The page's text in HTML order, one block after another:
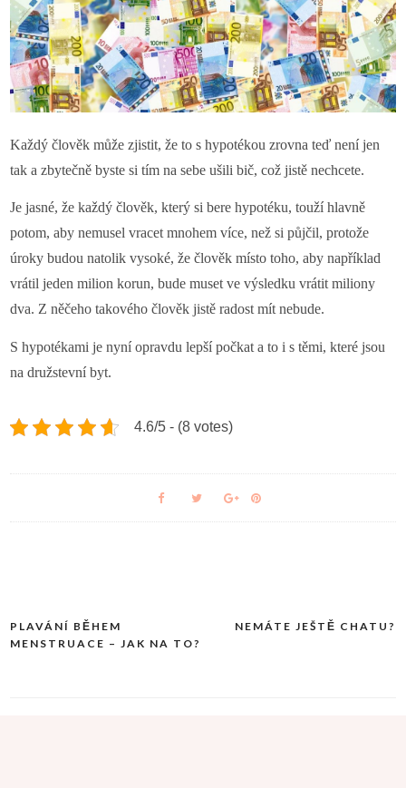
Každý člověk může zjistit, že to s hypotékou zrovna teď není jen
tak a zbytečně byste si tím na sebe ušili bič, což jistě nechcete.
Je jasné, že každý člověk, který si bere hypotéku, touží hlavně
potom, aby nemusel vracet mnohem více, než si půjčil, protože
úroky budou natolik vysoké, že člověk místo toho, aby například
vrátil jeden milion korun, bude muset ve výsledku vrátit miliony
dva. Z něčeho takového člověk jistě radost mít nebude.
S hypotékami je nyní opravdu lepší počkat a to i s těmi, které jsou
na družstevní byt.
4.6/5 - (8 votes)
Navigace
PLAVÁNÍ BĚHEM
MENSTRUACE – JAK NA TO?
NEMÁTE JEŠTĚ CHATU?